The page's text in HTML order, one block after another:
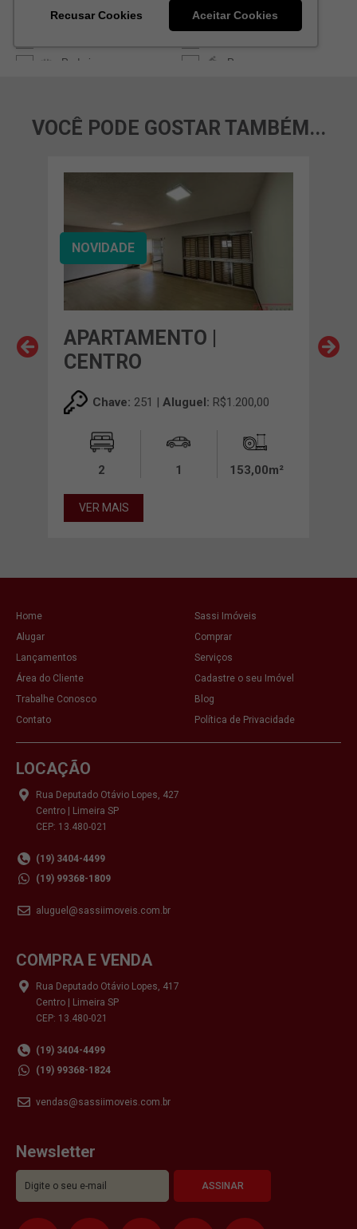
VOCÊ PODE GOSTAR TAMBÉM...
NOVIDADE
APARTAMENTO |
CENTRO
Chave: 251 | Aluguel: R$1.200,00
2 1 153,00m²
VER MAIS
Home
Sassi Imóveis
Alugar
Comprar
Lançamentos
Serviços
Área do Cliente
Cadastre o seu Imóvel
Trabalhe Conosco
Blog
Contato
Política de Privacidade
LOCAÇÃO
Rua Deputado Otávio Lopes, 427
Centro | Limeira SP
CEP: 13.480-021
(19) 3404-4499
(19) 99368-1809
aluguel@sassiimoveis.com.br
COMPRA E VENDA
Rua Deputado Otávio Lopes, 417
Centro | Limeira SP
CEP: 13.480-021
(19) 3404-4499
(19) 99368-1824
vendas@sassiimoveis.com.br
Newsletter